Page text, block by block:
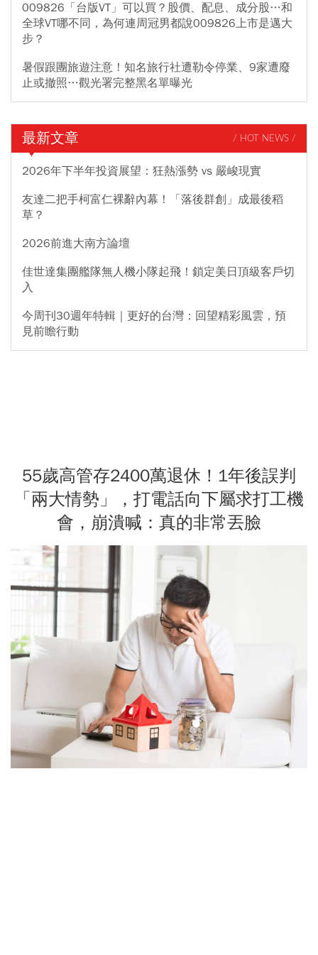
009826「台版VT」可以買？股價、配息、成分股…和
全球VT哪不同，為何連周冠男都說009826上市是邁大
步？
暑假跟團旅遊注意！知名旅行社遭勒令停業、9家遭廢
止或撤照…觀光署完整黑名單曝光
最新文章 / HOT NEWS /
2026年下半年投資展望：狂熱漲勢 vs 嚴峻現實
友達二把手柯富仁裸辭內幕！「落後群創」成最後稻
草？
2026前進大南方論壇
佳世達集團艦隊無人機小隊起飛！鎖定美日頂級客戶切
入
今周刊30週年特輯｜更好的台灣：回望精彩風雲，預
見前瞻行動
55歲高管存2400萬退休！1年後誤判
「兩大情勢」，打電話向下屬求打工機
會，崩潰喊：真的非常丟臉